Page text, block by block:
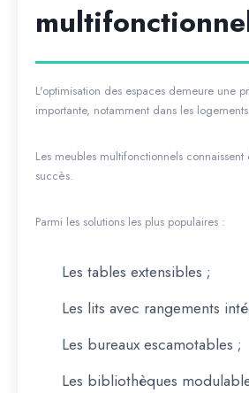
L'optimisation des espaces demeure une
importante, notamment dans les
Les meubles multifonctionnels
succès.
Parmi les solutions les plus populaires :
Les tables extensibles ;
Les lits avec rangements
Les bureaux escamotables ;
Les bibliothèques